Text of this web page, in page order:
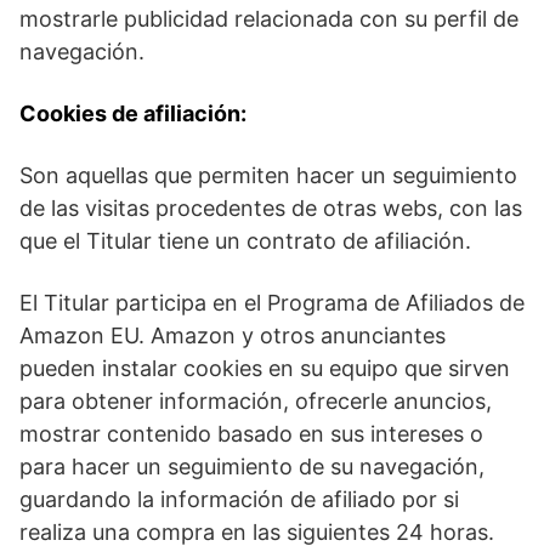
mostrarle publicidad relacionada con su perfil de
navegación.
Cookies de afiliación:
Son aquellas que permiten hacer un seguimiento
de las visitas procedentes de otras webs, con las
que el Titular tiene un contrato de afiliación.
El Titular participa en el Programa de Afiliados de
Amazon EU. Amazon y otros anunciantes
pueden instalar cookies en su equipo que sirven
para obtener información, ofrecerle anuncios,
mostrar contenido basado en sus intereses o
para hacer un seguimiento de su navegación,
guardando la información de afiliado por si
realiza una compra en las siguientes 24 horas.